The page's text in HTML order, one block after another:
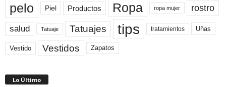
pelo Piel Productos Ropa ropa mujer rostro
salud Tatuaje Tatuajes tips tratamientos Uñas
Vestido Vestidos Zapatos
Lo Último